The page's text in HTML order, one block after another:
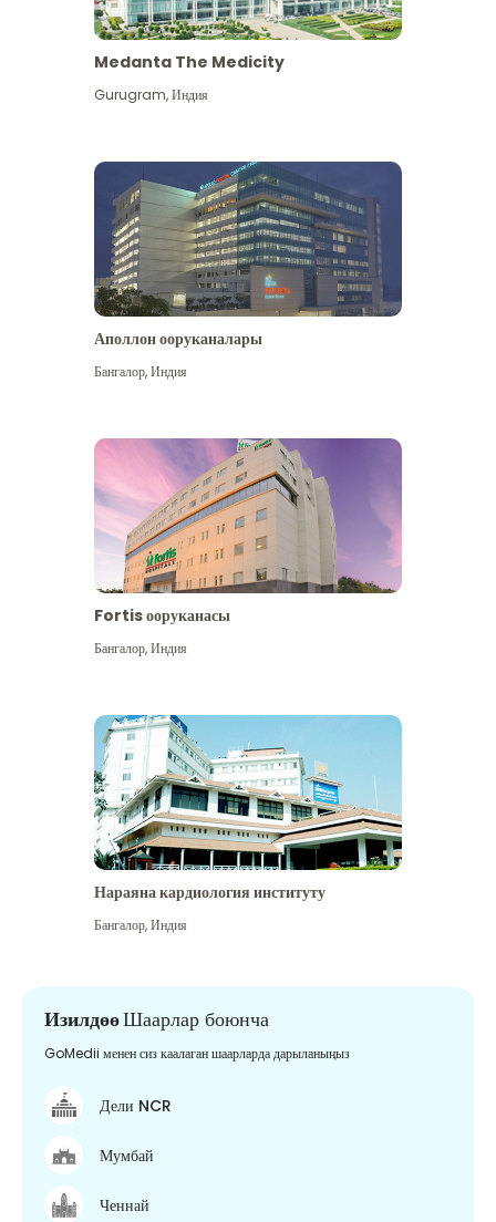
Medanta The Medicity
Gurugram,Индия
Аполлон ооруканалары
Бангалор,Индия
Fortis ооруканасы
Бангалор,Индия
Нараяна кардиология институту
Бангалор,Индия
ИзилдөөШаарлар боюнча
GoMedii менен сиз каалаган шаарларда дарыланыңыз
Дели NCR
Мумбай
Ченнай